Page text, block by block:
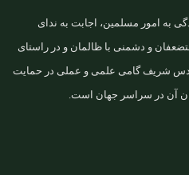
به امور مسلمین، اجابت به ندای
و دشمنی با ظالمان و در راستای
شریف گامی علمی و عملی در حمایت
آن در سراسر جهان است.